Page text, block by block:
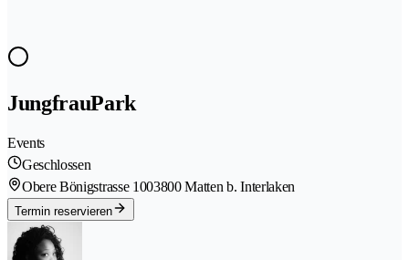
JungfrauPark
Events
Geschlossen
Obere Bönigstrasse 1003800 Matten b. Interlaken
Termin reservieren